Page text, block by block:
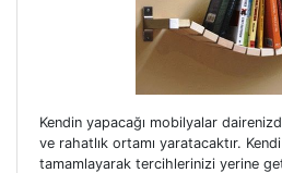
Kendin yapacağı mobilyalar
ve rahatlık ortamı yaratacaktır. Kendi
tamamlayarak tercihlerinizi yerine